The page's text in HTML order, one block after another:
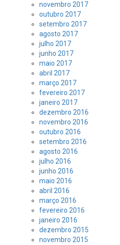
novembro 2017
outubro 2017
setembro 2017
agosto 2017
julho 2017
junho 2017
maio 2017
abril 2017
março 2017
fevereiro 2017
janeiro 2017
dezembro 2016
novembro 2016
outubro 2016
setembro 2016
agosto 2016
julho 2016
junho 2016
maio 2016
abril 2016
março 2016
fevereiro 2016
janeiro 2016
dezembro 2015
novembro 2015